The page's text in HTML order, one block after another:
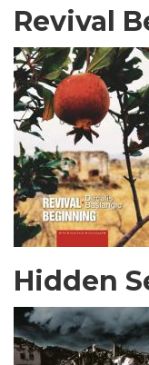
Revival
Hidden